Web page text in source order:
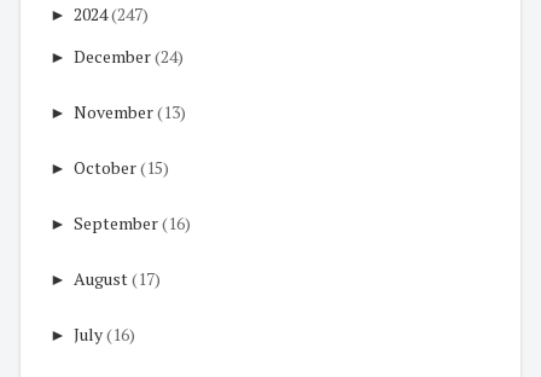
► 2024(247)
► December(24)
► November(13)
► October(15)
► September(16)
► August(17)
► July(16)